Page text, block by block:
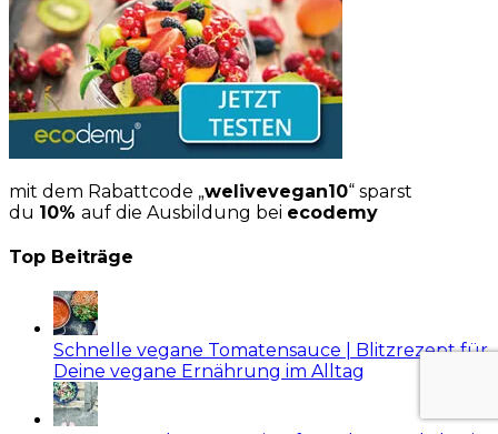
mit dem Rabattcode „welivevegan10“ sparst
du 10% auf die Ausbildung bei ecodemy
Top Beiträge
Schnelle vegane Tomatensauce | Blitzrezept für
Deine vegane Ernährung im Alltag